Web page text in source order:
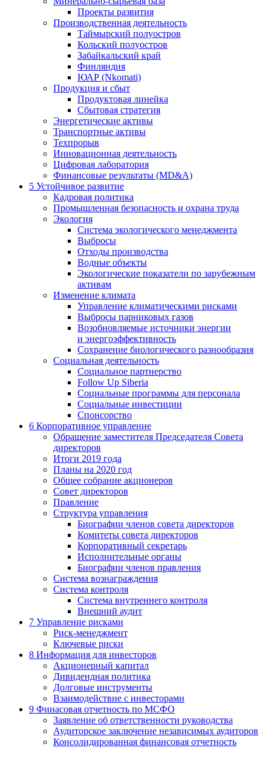
Проекты развития
Производственная деятельность
Таймырский полуостров
Кольский полуостров
Забайкальский край
Финляндия
ЮАР (Nkomati)
Продукция и сбыт
Продуктовая линейка
Сбытовая стратегия
Энергетические активы
Транспортные активы
Техпрорыв
Инновационная деятельность
Цифровая лаборатория
Финансовые результаты (MD&A)
5 Устойчивое развитие
Кадровая политика
Промышленная безопасность и охрана труда
Экология
Система экологического менеджмента
Выбросы
Отходы производства
Водные объекты
Экологические показатели по зарубежным
активам
Изменение климата
Управление климатическими рисками
Выбросы парниковых газов
Возобновляемые источники энергии
и энергоэффективность
Сохранение биологического разнообразия
Социальная деятельность
Социальное партнерство
Follow Up Siberia
Социальные программы для персонала
Социальные инвестиции
Спонсорство
6 Корпоративное управление
Обращение заместителя Председателя Совета
директоров
Итоги 2019 года
Планы на 2020 год
Общее собрание акционеров
Совет директоров
Правление
Структура управления
Биографии членов совета директоров
Комитеты совета директоров
Корпоративный секретарь
Исполнительные органы
Биографии членов правления
Система вознаграждения
Система контроля
Система внутреннего контроля
Внешний аудит
7 Управление рисками
Риск-менеджмент
Ключевые риски
8 Информация для инвесторов
Акционерный капитал
Дивидендная политика
Долговые инструменты
Взаимодействие с инвеcторами
9 Финасовая отчетность по МСФО
Заявление об ответственности руководства
Аудиторское заключение независимых аудиторов
Консолидированная финансовая отчетность